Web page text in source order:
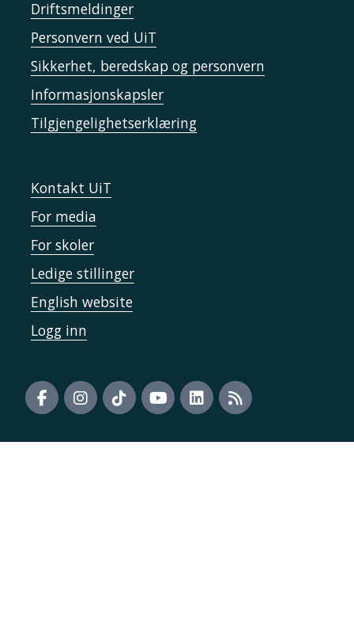
Driftsmeldinger
Personvern ved UiT
Sikkerhet, beredskap og personvern
Informasjonskapsler
Tilgjengelighetserklæring
Kontakt UiT
For media
For skoler
Ledige stillinger
English website
Logg inn